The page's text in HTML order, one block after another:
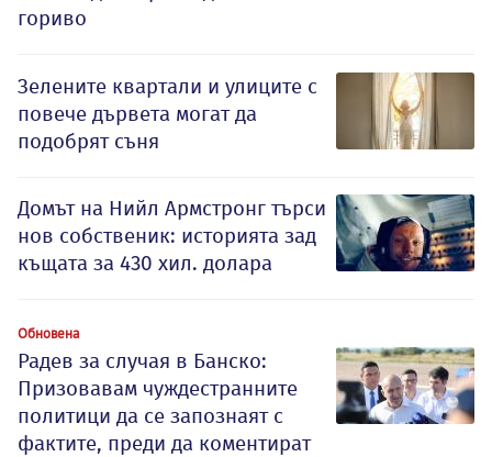
гориво
Зелените квартали и улиците с
повече дървета могат да
подобрят съня
Домът на Нийл Армстронг търси
нов собственик: историята зад
къщата за 430 хил. долара
Обновена
Радев за случая в Банско:
Призовавам чуждестранните
политици да се запознаят с
фактите, преди да коментират